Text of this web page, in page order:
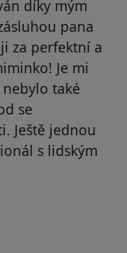
díky mým
pana
za perfektní a
Je mi
také
se
Ještě jednou
s lidským
byl odstraněn